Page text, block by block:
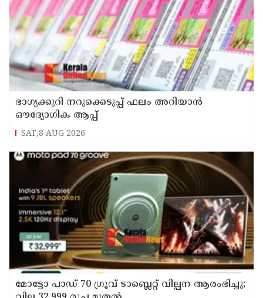
ഭാഗ്യക്കുറി നറുക്കെടുപ്പ് ഫലം അറിയാൻ
ഔദ്യോഗിക ആപ്പ്
SAT,8 AUG 2026
മോട്ടോ പാഡ് 70 ഗ്രൂവ് ടാബ്ലെറ്റ് വില്പന ആരംഭിച്ചു;